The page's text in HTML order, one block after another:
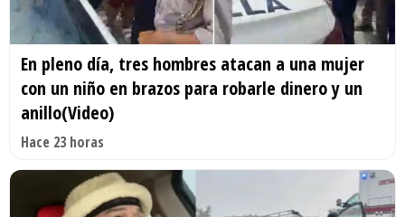
En pleno día, tres hombres atacan a una mujer
con un niño en brazos para robarle dinero y un
anillo(Video)
Hace 23 horas